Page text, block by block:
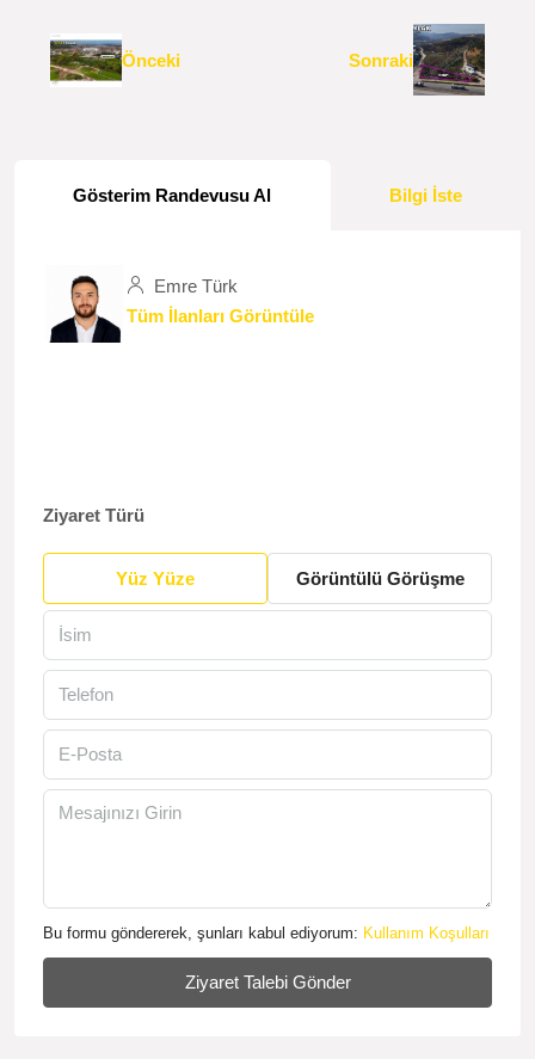
Önceki Sonraki
Gösterim Randevusu Al Bilgi İste
Emre Türk
Tüm İlanları Görüntüle
Ziyaret Türü
Yüz Yüze Görüntülü Görüşme
Bu formu göndererek, şunları kabul ediyorum: Kullanım Koşulları
Ziyaret Talebi Gönder